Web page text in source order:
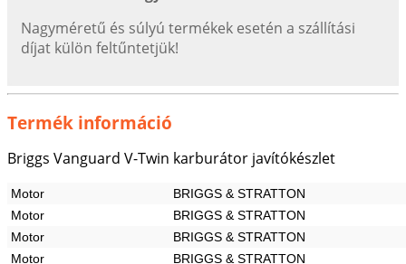
Nagyméretű és súlyú termékek esetén a szállítási
díjat külön feltűntetjük!
Termék információ
Briggs Vanguard V-Twin karburátor javítókészlet
Motor
BRIGGS & STRATTON
Motor
BRIGGS & STRATTON
Motor
BRIGGS & STRATTON
Motor
BRIGGS & STRATTON